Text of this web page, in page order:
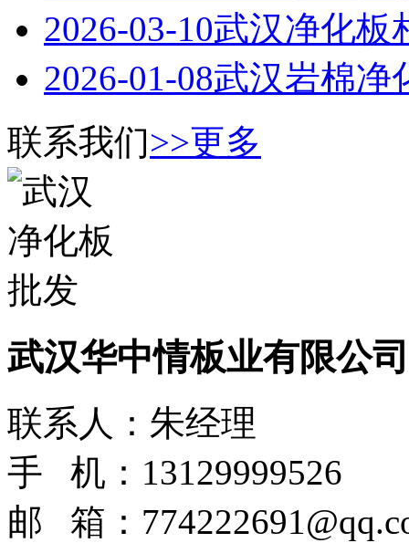
2026-03-10武汉净化板
2026-01-08武汉岩棉净
联系我们>>更多
武汉华中情板业有限公司
联系人：朱经理
手 机：13129999526
邮 箱：